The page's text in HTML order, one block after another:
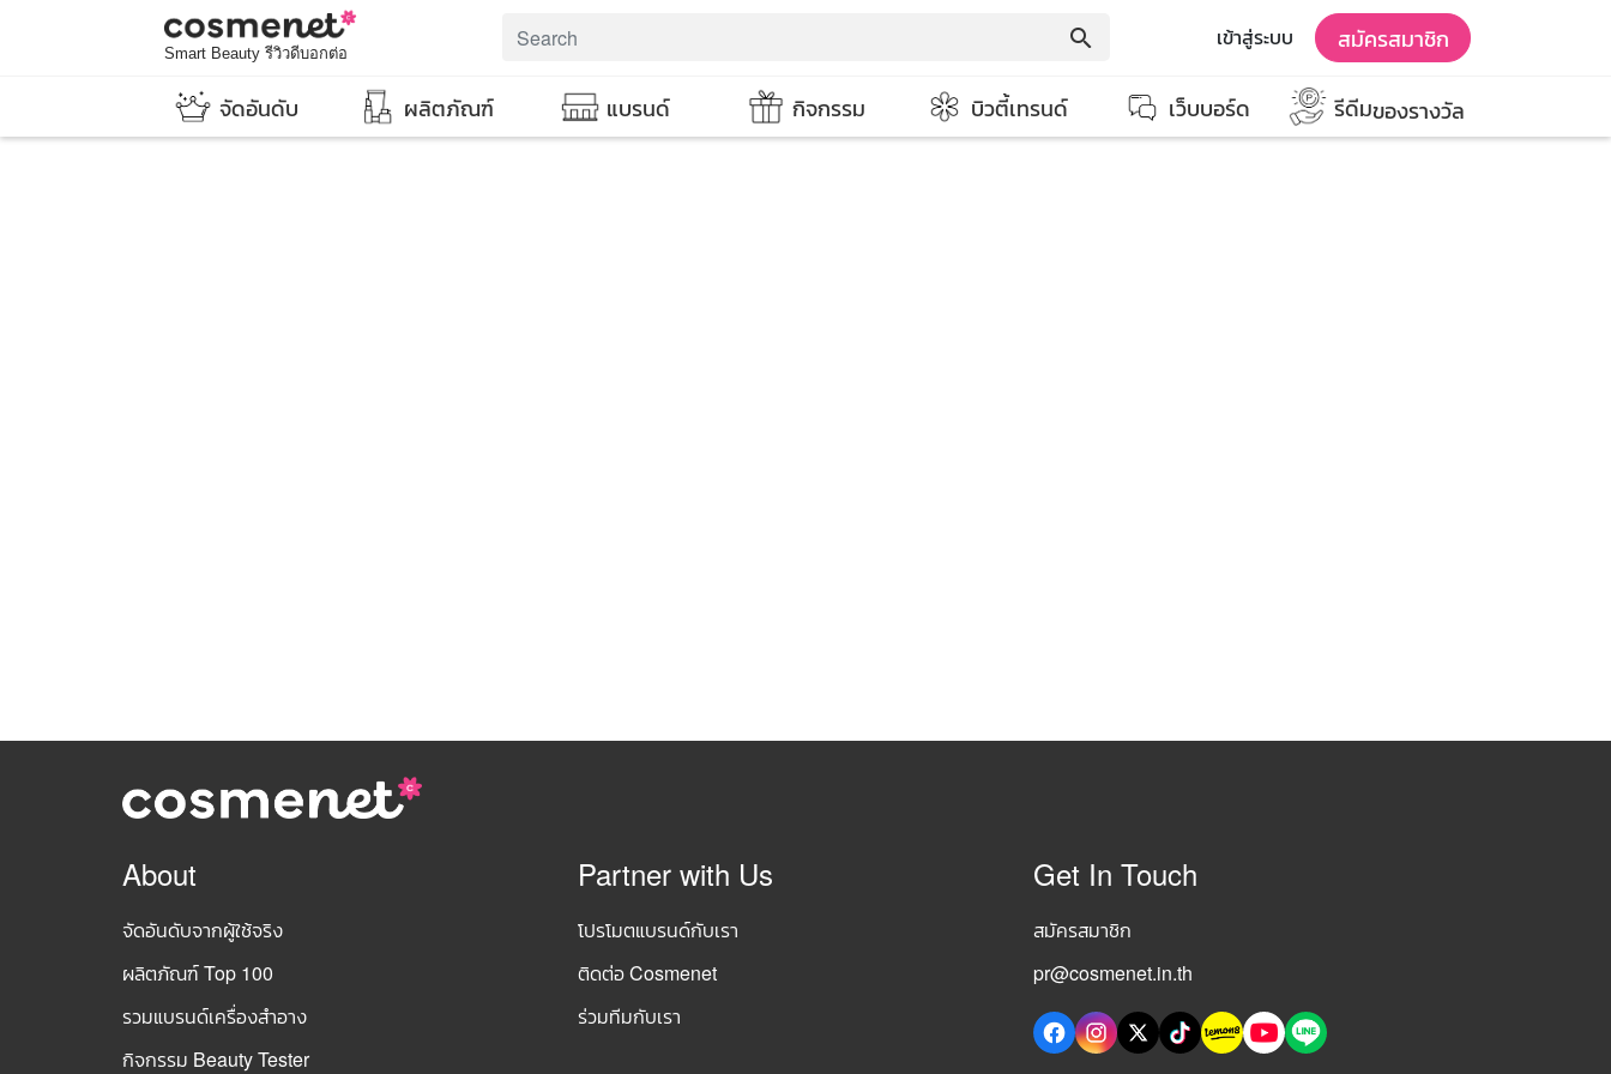
Smart Beauty รีวิวดีบอกต่อ
search เข้าสู่ระบบ สมัครสมาชิก
จัดอันดับ ผลิตภัณฑ์ แบรนด์ กิจกรรม บิวตี้เทรนด์ เว็บบอร์ด รีดีมของรางวัล
About
จัดอันดับจากผู้ใช้จริง
ผลิตภัณฑ์ Top 100
รวมแบรนด์เครื่องสำอาง
กิจกรรม Beauty Tester
Partner with Us
โปรโมตแบรนด์กับเรา
ติดต่อ Cosmenet
ร่วมทีมกับเรา
Get In Touch
สมัครสมาชิก
pr@cosmenet.in.th